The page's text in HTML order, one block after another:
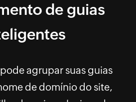
de guias
agrupar suas guias
de domínio do site,